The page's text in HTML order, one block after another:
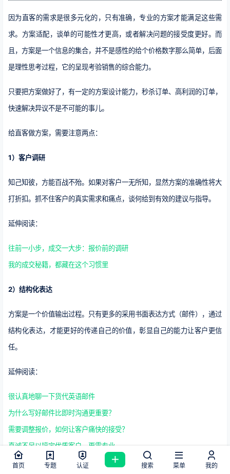
因为直客的需求是很多元化的，只有准确，专业的方案才能满足这些需
求。方案适配，谈单的可能性才更高，或者解决问题的接受度更好。而
且，方案是一个信息的集合，并不是感性的给个价格数字那么简单，后面
是理性思考过程，它的呈现考验销售的综合能力。
只要把方案做好了，有一定的方案设计能力，秒杀订单、高利润的订单，
快速解决异议不是不可能的事儿。
给直客做方案，需要注意两点：
1）客户调研
知己知彼，方能百战不殆。如果对客户一无所知，显然方案的准确性将大
打折扣。抓不住客户的真实需求和痛点，谈何给到有效的建议与指导。
延伸阅读：
往前一小步，成交一大步：报价前的调研
我的成交秘籍，都藏在这个习惯里
2）结构化表达
方案是一个价值输出过程。只有更多的采用书面表达方式（邮件），通过
结构化表达，才能更好的传递自己的价值，彰显自己的能力让客户更信
任。
延伸阅读：
很认真地聊一下货代英语邮件
为什么写好邮件比即时沟通更重要？
需要调整报价，如何让客户痛快的接受？
真诚不足以搞定优质客户，更需专业
所以，虽然我做的也是销售，但我更重视写的能力，而非即时沟通的说。
首页 专题 认证 搜索 菜单 我的